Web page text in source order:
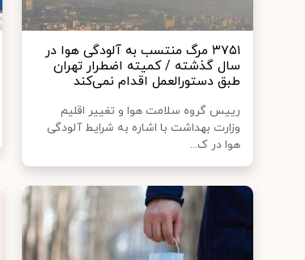
۳۷۵۱ مرگ منتسب به آلودگی هوا در
سال گذشته / کمیته اضطرار تهران
طبق دستورالعمل اقدام نمی‌کند
رییس گروه سلامت هوا و تغییر اقلیم
وزارت بهداشت با اشاره به شرایط آلودگی
هوا در ک...